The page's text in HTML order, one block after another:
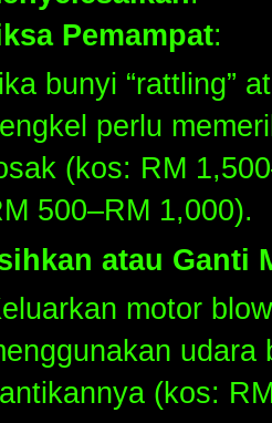
Pemampat:
bunyi “rattling”
perlu
(kos: RM
500–RM 1,000).
atau Ganti
motor
(kos: